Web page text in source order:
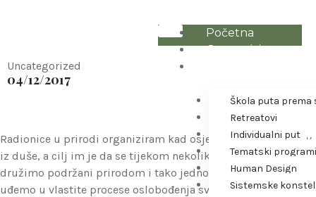
Početna
O autorici
Škola puta prema
Retreatovi
Individualni put
Tematski programi
Human Design
Sistemske
Uncategorized
04/12/2017
Radionice u prirodi organiziram kad osjetim iznenadni poriv
iz duše, a cilj im je da se tijekom nekoliko dana intenzivno
družimo podržani prirodom i tako jednostavnije i dublje
uđemo u vlastite procese oslobođenja svega što nam ne služi